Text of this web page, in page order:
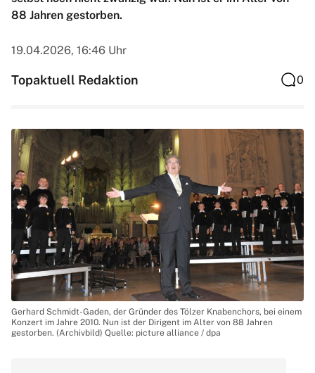
88 Jahren gestorben.
19.04.2026, 16:46 Uhr
Topaktuell Redaktion 0
Gerhard Schmidt-Gaden, der Gründer des Tölzer Knabenchors, bei einem
Konzert im Jahre 2010. Nun ist der Dirigent im Alter von 88 Jahren
gestorben. (Archivbild) Quelle: picture alliance / dpa